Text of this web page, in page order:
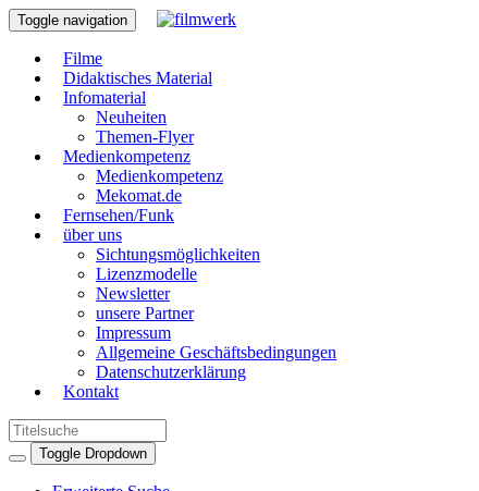
Toggle navigation
Filme
Didaktisches Material
Infomaterial
Neuheiten
Themen-Flyer
Medienkompetenz
Medienkompetenz
Mekomat.de
Fernsehen/Funk
über uns
Sichtungsmöglichkeiten
Lizenzmodelle
Newsletter
unsere Partner
Impressum
Allgemeine Geschäftsbedingungen
Datenschutzerklärung
Kontakt
Toggle Dropdown